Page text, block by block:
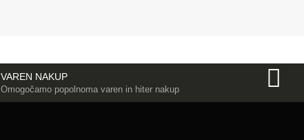
VAREN NAKUP
Omogočamo popolnoma varen in hiter nakup